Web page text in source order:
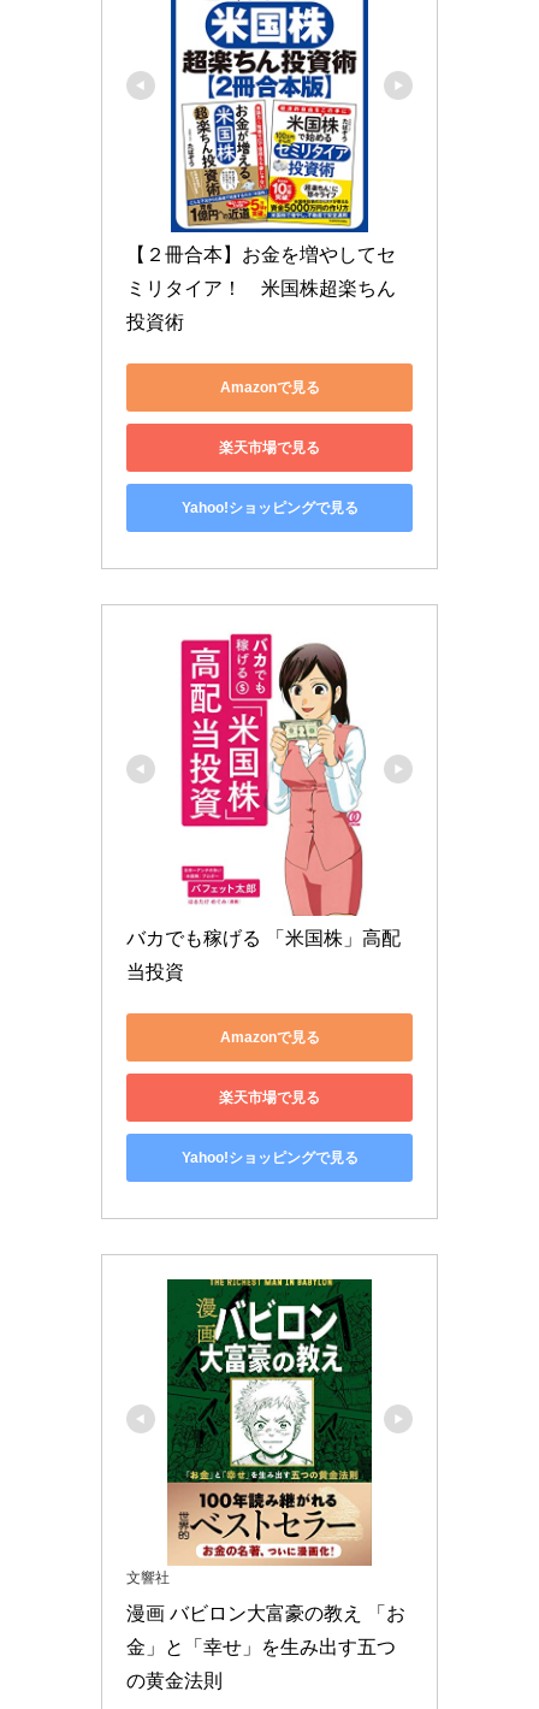
【２冊合本】お金を増やしてセ
ミリタイア！　米国株超楽ちん
投資術
Amazonで見る
楽天市場で見る
Yahoo!ショッピングで見る
バカでも稼げる 「米国株」高配
当投資
Amazonで見る
楽天市場で見る
Yahoo!ショッピングで見る
文響社
漫画 バビロン大富豪の教え 「お
金」と「幸せ」を生み出す五つ
の黄金法則